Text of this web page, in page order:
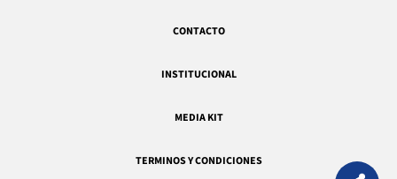
CONTACTO
INSTITUCIONAL
MEDIA KIT
TERMINOS Y CONDICIONES